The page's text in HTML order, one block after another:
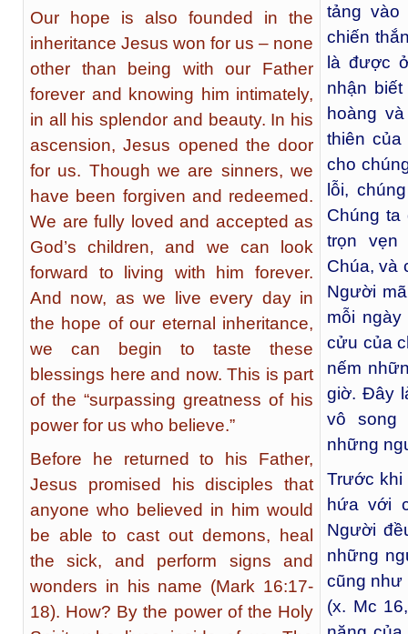
Our hope is also founded in the
inheritance Jesus won for us – none
other than being with our Father
forever and knowing him intimately,
in all his splendor and beauty. In his
ascension, Jesus opened the door
for us. Though we are sinners, we
have been forgiven and redeemed.
We are fully loved and accepted as
God’s children, and we can look
forward to living with him forever.
And now, as we live every day in
the hope of our eternal inheritance,
we can begin to taste these
blessings here and now. This is part
of the “surpassing greatness of his
power for us who believe.”
Before he returned to his Father,
Jesus promised his disciples that
anyone who believed in him would
be able to cast out demons, heal
the sick, and perform signs and
wonders in his name (Mark 16:17-
18). How? By the power of the Holy
tảng vào
chiến
là được
nhận
hoàng
thiên
cho
lỗi,
Chúng
trọn vẹn
Chúa, và
Người
mỗi
cửu của
nếm
giờ. Đây
vô song
những
Trước khi
hứa với
Người
những
cũng như
(x. Mc